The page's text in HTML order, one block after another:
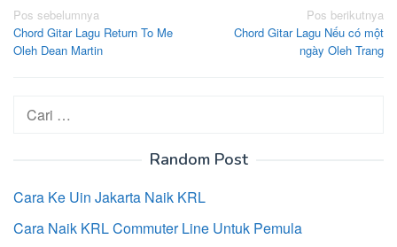
Navigasi
pos
Pos sebelumnya
Chord Gitar Lagu Return To Me
Oleh Dean Martin
Pos berikutnya
Chord Gitar Lagu Nếu có một
ngày Oleh Trang
Cari
untuk:
Random Post
Cara Ke Uin Jakarta Naik KRL
Cara Naik KRL Commuter Line Untuk Pemula